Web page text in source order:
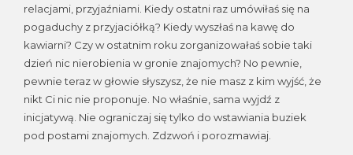
relacjami, przyjaźniami. Kiedy ostatni raz umówiłaś się na
pogaduchy z przyjaciółką? Kiedy wyszłaś na kawę do
kawiarni? Czy w ostatnim roku zorganizowałaś sobie taki
dzień nic nierobienia w gronie znajomych? No pewnie,
pewnie teraz w głowie słyszysz, że nie masz z kim wyjść, że
nikt Ci nic nie proponuje. No właśnie, sama wyjdź z
inicjatywą. Nie ograniczaj się tylko do wstawiania buziek
pod postami znajomych. Zdzwoń i porozmawiaj.